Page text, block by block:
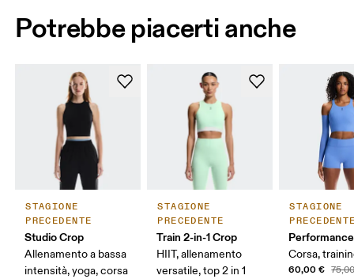
Potrebbe piacerti anche
STAGIONE
PRECEDENTE
Studio Crop
Allenamento a bassa
intensità, yoga, corsa
STAGIONE
PRECEDENTE
Train 2-in-1 Crop
HIIT, allenamento
versatile, top 2 in 1
STAGIONE
Corsa,
60,00 €